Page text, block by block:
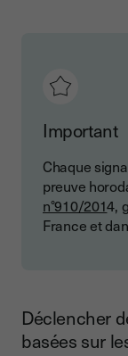
Important
Chaque
preuve
n°910/2014,
France et
Déclencher
basées sur